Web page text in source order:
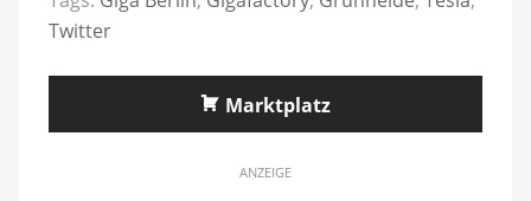
Twitter
Marktplatz
ANZEIGE